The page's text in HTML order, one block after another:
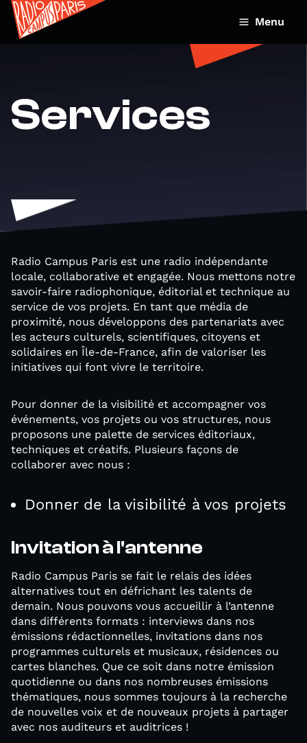
Menu
Services
Radio Campus Paris est une radio indépendante
locale, collaborative et engagée. Nous mettons notre
savoir-faire radiophonique, éditorial et technique au
service de vos projets. En tant que média de
proximité, nous développons des partenariats avec
les acteurs culturels, scientifiques, citoyens et
solidaires en Île-de-France, afin de valoriser les
initiatives qui font vivre le territoire.
Pour donner de la visibilité et accompagner vos
événements, vos projets ou vos structures, nous
proposons une palette de services éditoriaux,
techniques et créatifs. Plusieurs façons de
collaborer avec nous :
Donner de la visibilité à vos projets
Invitation à l'antenne
Radio Campus Paris se fait le relais des idées
alternatives tout en défrichant les talents de
demain. Nous pouvons vous accueillir à l’antenne
dans différents formats : interviews dans nos
émissions rédactionnelles, invitations dans nos
programmes culturels et musicaux, résidences ou
cartes blanches. Que ce soit dans notre émission
quotidienne ou dans nos nombreuses émissions
thématiques, nous sommes toujours à la recherche
de nouvelles voix et de nouveaux projets à partager
avec nos auditeurs et auditrices !